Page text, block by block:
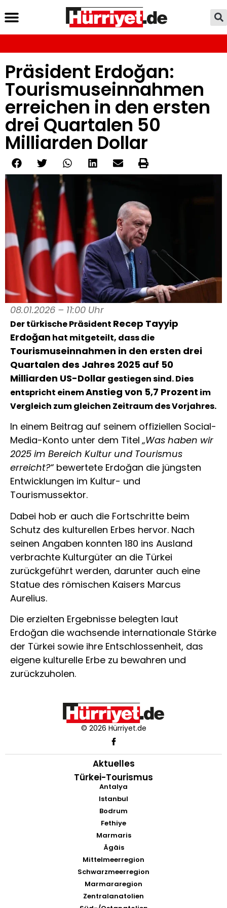
Präsident Erdoğan:
Tourismuseinnahmen
erreichen in den ersten
drei Quartalen 50
Milliarden Dollar
08.01.2026 – 11:00 Uhr
Der türkische Präsident Recep Tayyip
Erdoğan hat mitgeteilt, dass die
Tourismuseinnahmen in den ersten drei
Quartalen des Jahres 2025 auf 50
Milliarden US-Dollar gestiegen sind. Dies
entspricht einemAnstieg von 5,7 Prozent im
Vergleich zum gleichen Zeitraum des Vorjahres.
In einem Beitrag auf seinem offiziellen Social-
Media-Konto unter dem Titel„Was haben wir
2025 im Bereich Kultur und Tourismus
erreicht?“bewertete Erdoğan die jüngsten
Entwicklungen im Kultur- und
Tourismussektor.
Dabei hob er auch die Fortschritte beim
Schutz des kulturellen Erbes hervor. Nach
seinen Angaben konnten 180 ins Ausland
verbrachte Kulturgüter an die Türkei
zurückgeführt werden, darunter auch eine
Statue des römischen Kaisers Marcus
Aurelius.
Die erzielten Ergebnisse belegten laut
Erdoğan die wachsende internationale Stärke
der Türkei sowie ihre Entschlossenheit, das
eigene kulturelle Erbe zu bewahren und
zurückzuholen.
© 2026 Hürriyet.de
Aktuelles
Türkei-Tourismus
Antalya
Istanbul
Bodrum
Fethiye
Marmaris
Ägäis
Mittelmeerregion
Schwarzmeerregion
Marmararegion
Zentralanatolien